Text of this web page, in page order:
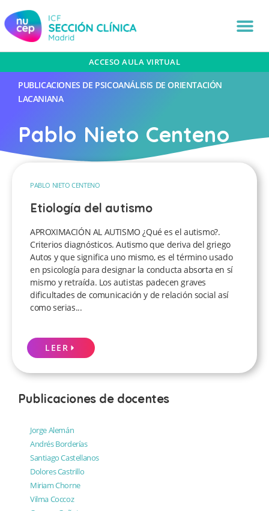
ACCESO AULA VIRTUAL
PUBLICACIONES DE PSICOANÁLISIS DE ORIENTACIÓN
LACANIANA
Pablo Nieto Centeno
PABLO NIETO CENTENO
Etiología del autismo
APROXIMACIÓN AL AUTISMO ¿Qué es el autismo?.
Criterios diagnósticos. Autismo que deriva del griego
Autos y que significa uno mismo, es el término usado
en psicología para designar la conducta absorta en sí
mismo y retraída. Los autistas padecen graves
dificultades de comunicación y de relación social así
como serias...
LEER
Publicaciones de docentes
Jorge Alemán
Andrés Borderías
Santiago Castellanos
Dolores Castrillo
Miriam Chorne
Vilma Coccoz